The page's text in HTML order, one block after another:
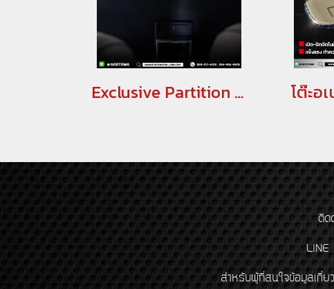
Exclusive Partition ALPHARD VELLFIRD 40 ฉากกั้นห้องโดยสาร อัลพาร์ด เวลไฟร์ 40(copy)(copy) โต๊ะอ
ติด
LINE
สำหรับผู้ที่สนใจข้อมูลเกี่ย